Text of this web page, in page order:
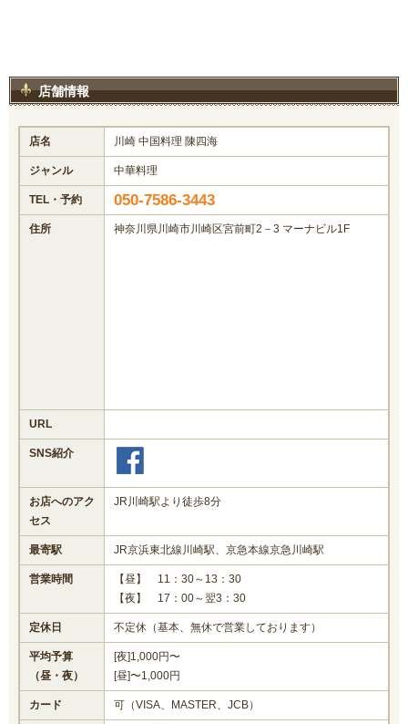
店舗情報
店名 川崎 中国料理 陳四海
ジャンル 中華料理
TEL・予約 050-7586-3443
住所 神奈川県川崎市川崎区宮前町2－3 マーナビル1F
URL
SNS紹介
お店へのアク
セス
JR川崎駅より徒歩8分
最寄駅 JR京浜東北線川崎駅、京急本線京急川崎駅
営業時間
【昼】 11：30～13：30
【夜】 17：00～翌3：30
定休日 不定休（基本、無休で営業しております）
平均予算
（昼・夜）
[夜]1,000円〜
[昼]〜1,000円
カード 可（VISA、MASTER、JCB）